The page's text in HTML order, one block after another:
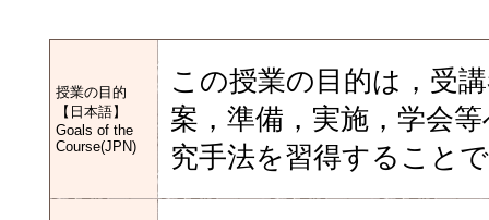
授業の目的
【日本語】
Goals of the
Course(JPN)
この授業の目的は，受
案，準備，実施，学会
究手法を習得すること